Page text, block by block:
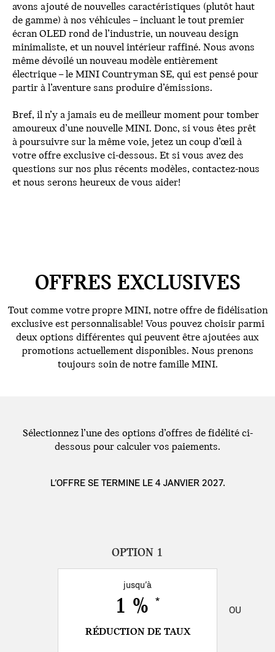
avons ajouté de nouvelles caractéristiques (plutôt haut
de gamme) à nos véhicules – incluant le tout premier
écran OLED rond de l’industrie, un nouveau design
minimaliste, et un nouvel intérieur raffiné. Nous avons
même dévoilé un nouveau modèle entièrement
électrique – le MINI Countryman SE, qui est pensé pour
partir à l’aventure sans produire d’émissions.
Bref, il n’y a jamais eu de meilleur moment pour tomber
amoureux d’une nouvelle MINI. Donc, si vous êtes prêt
à poursuivre sur la même voie, jetez un coup d’œil à
votre offre exclusive ci-dessous. Et si vous avez des
questions sur nos plus récents modèles, contactez-nous
et nous serons heureux de vous aider!
OFFRES EXCLUSIVES
Tout comme votre propre MINI, notre offre de fidélisation
exclusive est personnalisable! Vous pouvez choisir parmi
deux options différentes qui peuvent être ajoutées aux
promotions actuellement disponibles. Nous prenons
toujours soin de notre famille MINI.
Sélectionnez l’une des options d’offres de fidélité ci-
dessous pour calculer vos paiements.
L’OFFRE SE TERMINE LE 4 JANVIER 2027.
jusqu’à
1 % *
RÉDUCTION DE TAUX
OU